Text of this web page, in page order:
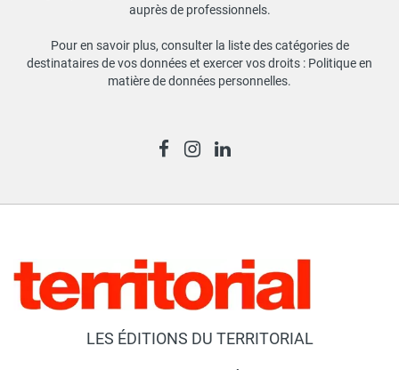
auprès de professionnels.
Pour en savoir plus, consulter la liste des catégories de
destinataires de vos données et exercer vos droits : Politique en
matière de données personnelles.
LES ÉDITIONS DU TERRITORIAL